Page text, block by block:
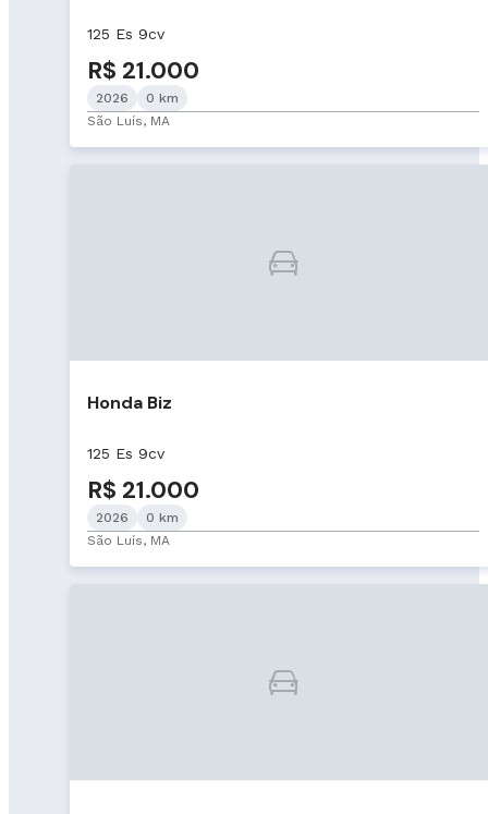
125 Es 9cv
R$ 21.000
2026
0 km
São Luís, MA
Honda Biz
125 Es 9cv
R$ 21.000
2026
0 km
São Luís, MA